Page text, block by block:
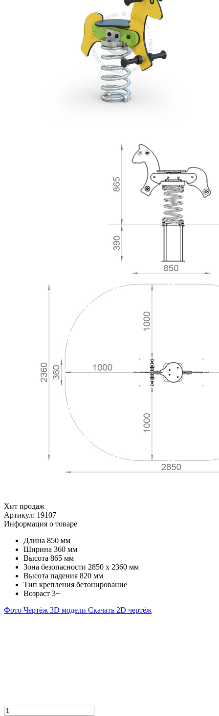
Хит продаж
Артикул: 19107
Информация о товаре
Длина 850 мм
Ширина 360 мм
Высота 865 мм
Зона безопасности 2850 х 2360 мм
Высота падения 820 мм
Тип крепления бетонирование
Возраст 3+
Фото Чертёж 3D модели Скачать 2D чертёж